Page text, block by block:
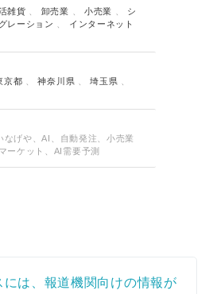
雑貨 卸売業 小売業
シ
レーション
インターネット
京都 、神奈川県 、埼玉県
なげや、AI、自動発注、小売業
ーケット、AI需要予測
には、報道機関向けの情報が